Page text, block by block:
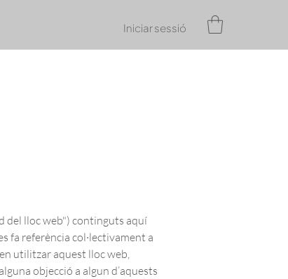
Iniciar sessió
del lloc web") continguts aquí
fa referència col·lectivament a
utilitzar aquest lloc web,
objecció a algun d’aquests